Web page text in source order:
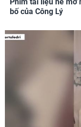
bố của Công Lý